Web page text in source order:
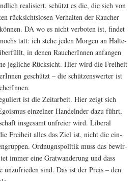
rea­li­siert, schützt es die, die sich von
rück­sichts­lo­sen Ver­hal­ten der Rau­cher
DA wo es nicht ver­bo­ten ist, fin­det
tatt: ich ste­he jeden Mor­gen an Hal­te­
in denen Rau­che­rIn­nen anfan­gen
jeg­li­che Rück­sicht. Hier wird die Frei­heit
geschützt – die schüt­zens­wer­ter ist
ist die Zeit­ar­beit. Hier zeigt sich
ein­zel­ner Han­deln­der dazu führt,
ins­ge­samt unfrei­er wird. Libe­ral
Frei­heit alles das Ziel ist, nicht die ein­
Ord­nug­ns­po­li­tik muss das bewir­
immer eine Grat­wan­de­rung und dass
unzu­frie­den sind. Das ist der Preis – den